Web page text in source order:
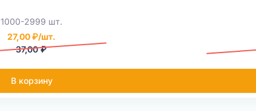
1000-2999 шт.
27,00 ₽/шт.
37,00 ₽
В корзину